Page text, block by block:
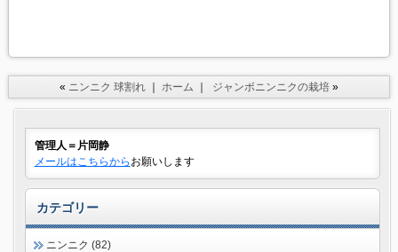
« ニンニク 球割れ｜ ホーム ジャンボニンニクの栽培»
管理人＝片岡静
メールはこちらから お願いします
カテゴリー
ニンニク (82)